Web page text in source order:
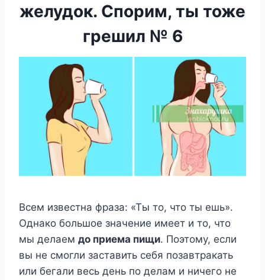
желудок. Спорим, ты тоже
грешил № 6
Всем известна фраза: «Ты то, что ты ешь».
Однако большое значение имеет и то, что
мы делаем до приема пищи. Поэтому, если
вы не смогли заставить себя позавтракать
или бегали весь день по делам и ничего не